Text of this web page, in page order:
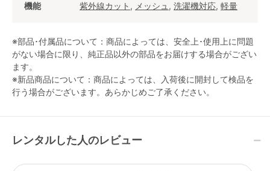
機能 紫外線カット , メッシュ , 洗濯機対応, 軽量
※部品･付属品について：商品によっては、安全上･使用上に問題
がない場合に限り、純正品以外の部品をお届けする場合がござい
ます。
※新品商品について：商品によっては、入荷後に開封して検品を
行う場合がございます。あらかじめご了承ください。
レンタルした人のレビュー